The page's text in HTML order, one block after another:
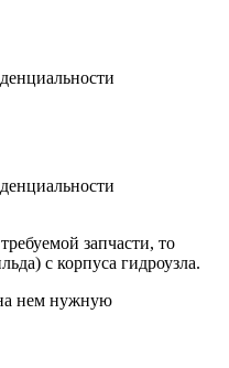
запчасти, то
с корпуса гидроузла.
нем нужную